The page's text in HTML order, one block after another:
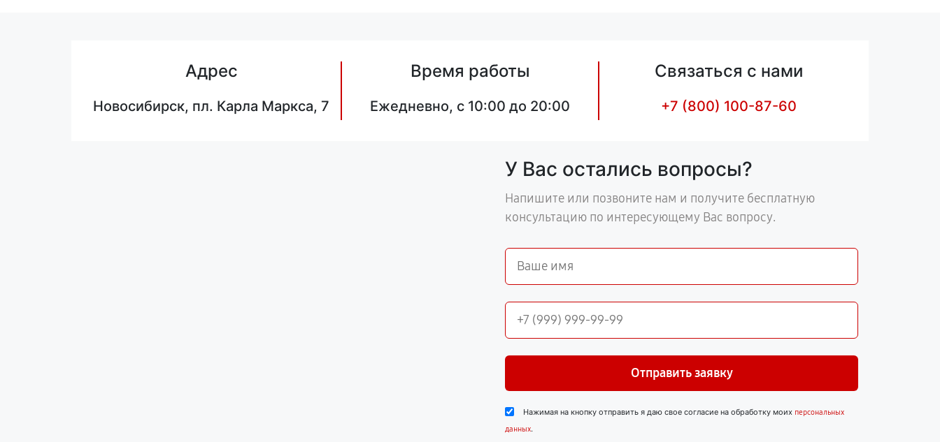
Адрес
Новосибирск, пл. Карла Маркса, 7
Время работы
Ежедневно, с 10:00 до 20:00
Связаться с нами
+7 (800) 100-87-60
У Вас остались вопросы?
Напишите или позвоните нам и получите бесплатную
консультацию по интересующему Вас вопросу.
Отправить заявку
Нажимая на кнопку отправить я даю свое согласие на обработку моих персональных
данных.